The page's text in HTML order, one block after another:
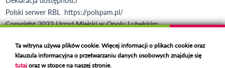
Polski serwer RBL https://polspam.pl/
Copyright 2023 Urząd Miejski w Opolu Lubelskim
Ta witryna używa plików cookie. Więcej informacji o plikach cookie oraz
klauzula informacyjna o przetwarzaniu danych osobowych znajduje się
tutajoraz w stopce na naszej stronie.